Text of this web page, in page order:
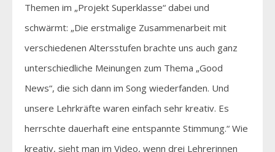
Themen im „Projekt Superklasse“ dabei und
schwärmt: „Die erstmalige Zusammenarbeit mit
verschiedenen Altersstufen brachte uns auch ganz
unterschiedliche Meinungen zum Thema „Good
News“, die sich dann im Song wiederfanden. Und
unsere Lehrkräfte waren einfach sehr kreativ. Es
herrschte dauerhaft eine entspannte Stimmung.“ Wie
kreativ, sieht man im Video, wenn drei Lehrerinnen